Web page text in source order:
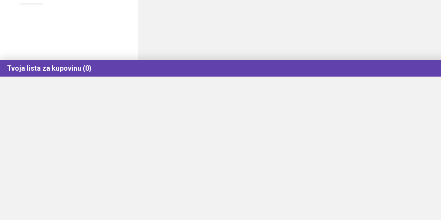
Tvoja lista za kupovinu (0)